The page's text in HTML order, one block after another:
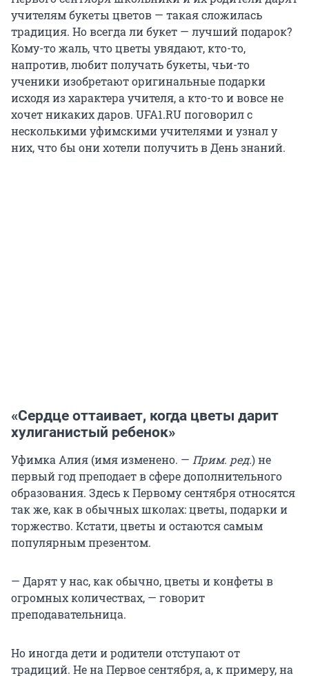
учителям букеты цветов — такая сложилась
традиция. Но всегда ли букет — лучший подарок?
Кому-то жаль, что цветы увядают, кто-то,
напротив, любит получать букеты, чьи-то
ученики изобретают оригинальные подарки
исходя из характера учителя, а кто-то и вовсе не
хочет никаких даров. UFA1.RU поговорил с
несколькими уфимскими учителями и узнал у
них, что бы они хотели получить в День знаний.
«Сердце оттаивает, когда цветы дарит
хулиганистый ребенок»
Уфимка Алия (имя изменено. — Прим. ред.) не
первый год преподает в сфере дополнительного
образования. Здесь к Первому сентября относятся
так же, как в обычных школах: цветы, подарки и
торжество. Кстати, цветы и остаются самым
популярным презентом.
— Дарят у нас, как обычно, цветы и конфеты в
огромных количествах, — говорит
преподавательница.
Но иногда дети и родители отступают от
традиций. Не на Первое сентября, а, к примеру, на